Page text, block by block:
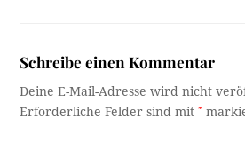
Schreibe einen Kommentar
Deine E-Mail-Adresse wird nicht
Erforderliche Felder sind mit*